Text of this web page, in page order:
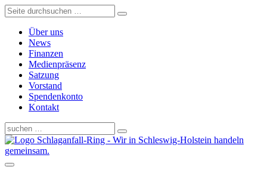
Über uns
News
Finanzen
Medienpräsenz
Satzung
Vorstand
Spendenkonto
Kontakt
Schlaganfall-Ring - Wir in Schleswig-Holstein handeln
gemeinsam.